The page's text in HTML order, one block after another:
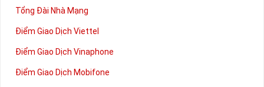
Tổng Đài Nhà Mạng
Điểm Giao Dịch Viettel
Điểm Giao Dịch Vinaphone
Điểm Giao Dịch Mobifone